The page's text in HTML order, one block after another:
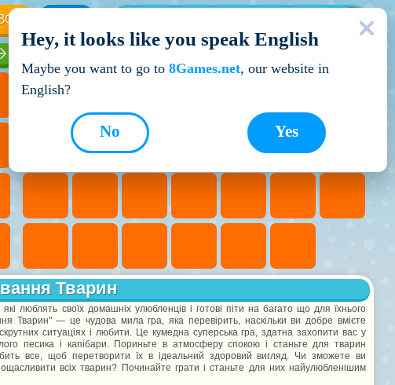
Кращі ігри
Тварин
люблять своїх домашніх улюбленців і готові піти на багато що для їхнього
Тварин" — це чудова мила гра, яка перевірить, наскільки ви добре вмієте
ситуаціях і любити. Це кумедна суперська гра, здатна захопити вас у
песика і капібари. Пориньте в атмосферу спокою і станьте для тварин
все, щоб перетворити їх в ідеальний здоровий вигляд. Чи зможете ви
всіх тварин? Починайте грати і станьте для них найулюбленішим
Hey, it looks like you speak English
Maybe you want to go to 8Games.net, our website in
English?
Yes
No